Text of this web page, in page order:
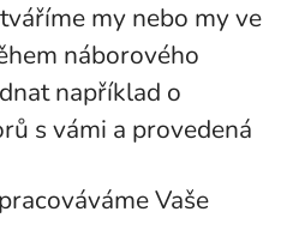
my nebo my ve
náborového
například o
s vámi a provedená
Vaše